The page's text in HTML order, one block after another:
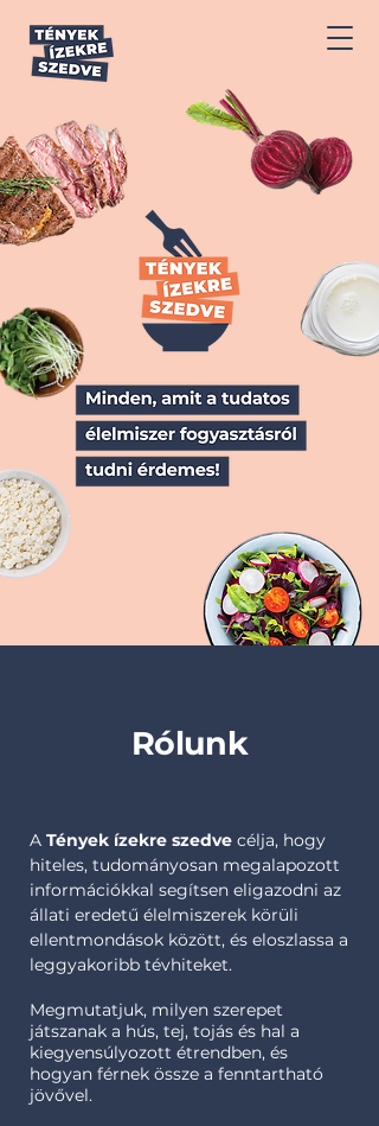
Rólunk
A Tények ízekre szedve célja, hogy
hiteles, tudományosan megalapozott
információkkal segítsen eligazodni az
állati eredetű élelmiszerek körüli
ellentmondások között, és eloszlassa a
leggyakoribb tévhiteket.
Megmutatjuk, milyen szerepet
játszanak a hús, tej, tojás és hal a
kiegyensúlyozott étrendben, és
hogyan férnek össze a fenntartható
jövővel.